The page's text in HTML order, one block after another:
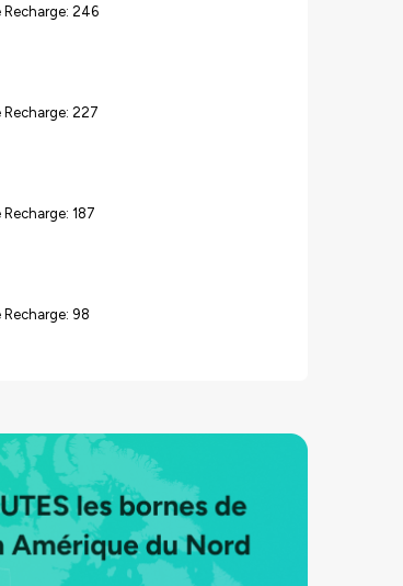
Recharge: 246
Recharge: 227
Recharge: 187
Recharge: 98